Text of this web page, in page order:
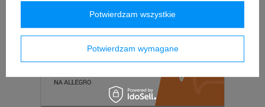
Potwierdzam wymagane
Potwierdzam wszystkie